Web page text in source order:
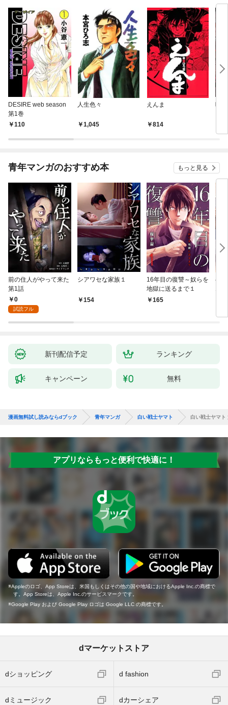
DESIRE web season
第1巻
110
人生色々
1,045
えんま
814
呪
青年マンガのおすすめ本 もっと見る
前の住人がやって来た
第1話
0
試読フル
シアワセな家族１
154
16年目の復讐～奴らを
地獄に送るまで１
165
ベ
新刊配信予定 ランキング
キャンペーン 無料
漫画無料試し読みならdブック 青年マンガ 白い戦士ヤマト 白い戦士ヤマト
アプリならもっと便利で快適に！
Appleのロゴ、App Storeは、米国もしくはその他の国や地域におけるApple Inc.の商標で
す。App Storeは、Apple Inc.のサービスマークです。
Google Play および Google Play ロゴは Google LLC の商標です。
dマーケットストア
dショッピング d fashion
dミュージック dカーシェア